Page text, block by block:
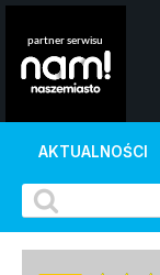
AKTUALNOŚCI